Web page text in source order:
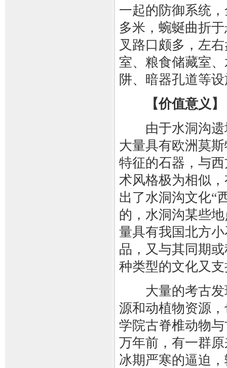
一起的防御系统
多米，蜿蜒曲折
叉路口颇多，左
室、粮食储藏室
阱、暗器孔道等
【价值意义】
由于水洞沟遗
大量具有欧洲莫
特征的石器，与
术风格极为相似
出了水洞沟文化“
的，水洞沟某些
量具有我国北方
品，又与其同期
种类型的文化又
大量的考古发
源和动植物资源
学院古脊椎动物
万年前，有一群
冰期严寒的逼迫